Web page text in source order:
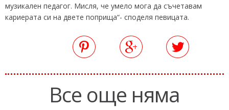
музикален педагог. Мисля, че умело мога да съчетавам
кариерата си на двете поприща“- споделя певицата.
Все още няма